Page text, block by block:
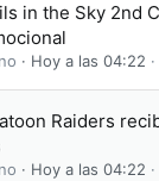
in the Sky 2nd
Hoy a las 04:22
Raiders
Hoy a las 04:22